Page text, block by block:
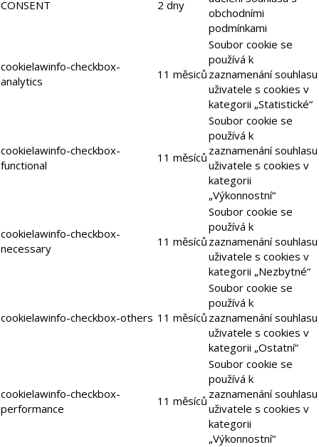
CONSENT 2 dny
obchodními
podmínkami
cookielawinfo-checkbox-
analytics
11 měsiců
Soubor cookie se
používá k
zaznamenání souhlasu
uživatele s cookies v
kategorii „Statistické“
cookielawinfo-checkbox-
functional
11 měsíců
Soubor cookie se
používá k
zaznamenání souhlasu
uživatele s cookies v
kategorii
„Výkonnostní“
cookielawinfo-checkbox-
necessary
11 měsíců
Soubor cookie se
používá k
zaznamenání souhlasu
uživatele s cookies v
kategorii „Nezbytné“
cookielawinfo-checkbox-others 11 měsíců
Soubor cookie se
používá k
zaznamenání souhlasu
uživatele s cookies v
kategorii „Ostatní“
cookielawinfo-checkbox-
performance
11 měsíců
Soubor cookie se
používá k
zaznamenání souhlasu
uživatele s cookies v
kategorii
„Výkonnostní“